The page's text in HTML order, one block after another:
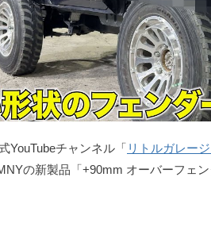
YouTubeチャンネル「 リトルガレー
の新製品「+90mm オーバーフェ